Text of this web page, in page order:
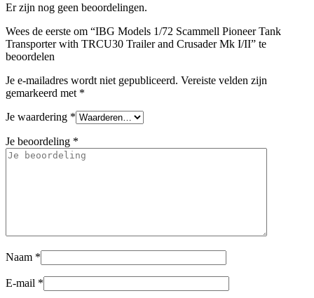
Er zijn nog geen beoordelingen.
Wees de eerste om “IBG Models 1/72 Scammell Pioneer Tank
Transporter with TRCU30 Trailer and Crusader Mk I/II” te
beoordelen
Je e-mailadres wordt niet gepubliceerd. Vereiste velden zijn
gemarkeerd met *
Je waardering *
Je beoordeling *
Naam *
E-mail *